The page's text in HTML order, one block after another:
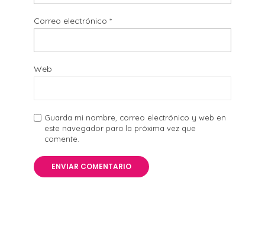
Correo electrónico *
Web
Guarda mi nombre, correo electrónico y web en
este navegador para la próxima vez que
comente.